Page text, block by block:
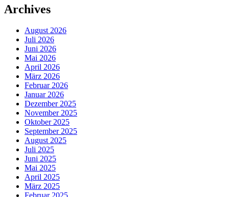
Archives
August 2026
Juli 2026
Juni 2026
Mai 2026
April 2026
März 2026
Februar 2026
Januar 2026
Dezember 2025
November 2025
Oktober 2025
September 2025
August 2025
Juli 2025
Juni 2025
Mai 2025
April 2025
März 2025